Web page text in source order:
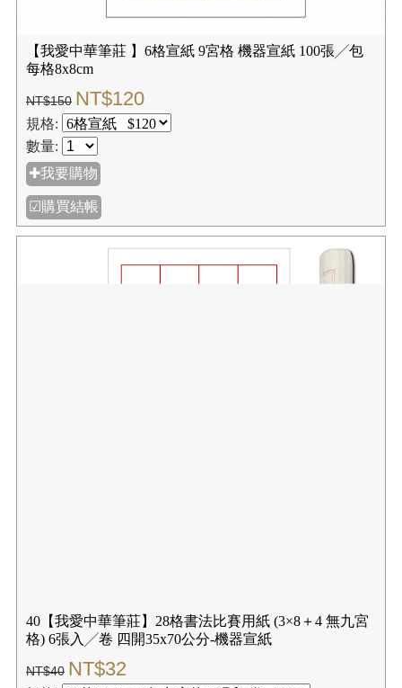
【我愛中華筆莊 】6格宣紙 9宮格 機器宣紙 100張╱包
每格8x8cm
NT$150 NT$120
規格:
數量:
✚我要購物
☑購買結帳
40【我愛中華筆莊】28格書法比賽用紙 (3×8＋4 無九宮
格) 6張入╱卷 四開35x70公分-機器宣紙
NT$40 NT$32